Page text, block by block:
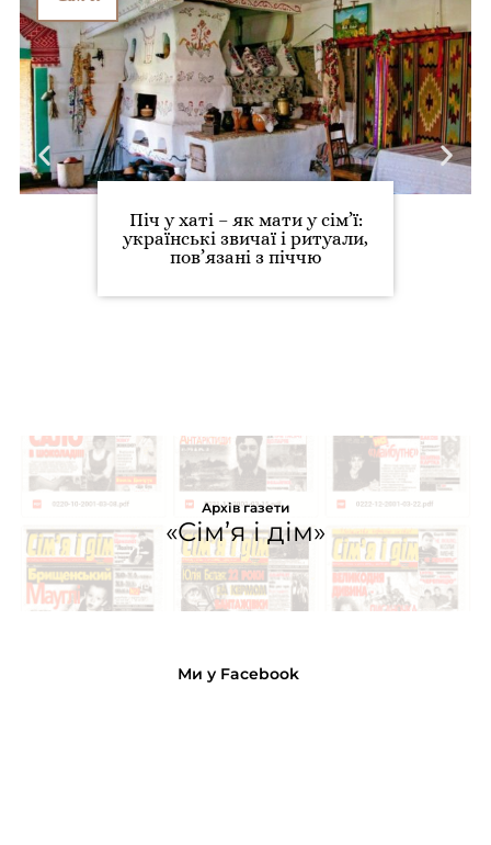
Піч у хаті – як мати у сім’ї:
українські звичаї і ритуали,
пов’язані з піччю
Архів газети
«Сім’я і дім»
Ми у Facebook